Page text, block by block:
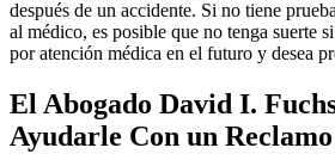
después de un accidente. Si no tiene
al médico, es posible que no tenga suerte
por atención médica en el futuro y desea
El Abogado David I.
Ayudarle Con un Reclamo